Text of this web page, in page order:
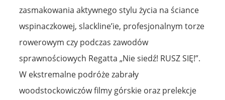
zasmakowania aktywnego stylu życia na ściance
wspinaczkowej, slackline’ie, profesjonalnym torze
rowerowym czy podczas zawodów
sprawnościowych Regatta „Nie siedź! RUSZ SIĘ!”.
W ekstremalne podróże zabrały
woodstockowiczów filmy górskie oraz prelekcje